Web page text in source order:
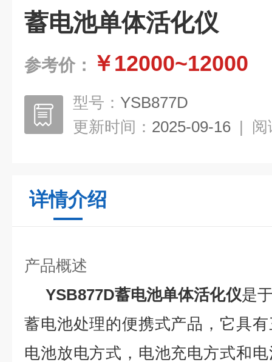
蓄电池单体活化仪
参考价： ￥12000~12000
型号： YSB877D
更新时间： 2025-09-16 | 阅
详情介绍
产品概述
YSB877D蓄电池单体活化仪是
蓄电池处理的便携式产品，它具
电池放电方式，电池充电方式和